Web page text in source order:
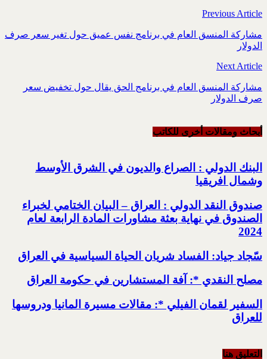
Previous Article
مشاركة المنسق العام في برنامج نفس عميق حول تغير سعر صرف
الدولار
Next Article
مشاركة المنسق العام في برنامج الحق يقال حول تخفيض سعر
صرف الدولار
أبحاث ومقالات أخرى للکاتب
البنك الدولي : الصراع والديون في الشرق الأوسط
وشمال افريقيا
صندوق النقد الدولي : العراق – البيان الختامي لخبراء
الصندوق في نهاية بعثة مشاورات المادة الرابعة لعام
2024
سّجاد جياد: الفساد شريان الحياة السياسية في العراق
مصلح النقدي *: آفة المستشارين في حكومة العراق
السفير لقمان الفيلي *: مقالات مسيرة المانيا ودروسها
للعراق
التعليق هنا